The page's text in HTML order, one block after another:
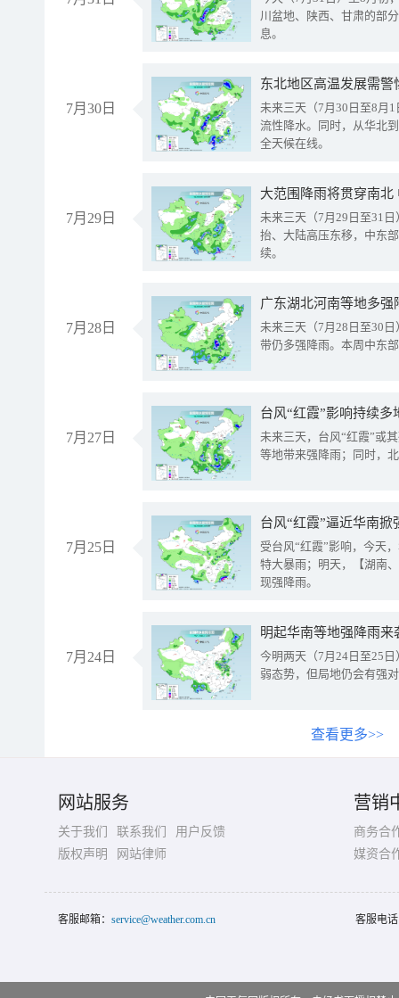
川盆地、陕西、甘肃的部
息。
7月30日
东北地区高温发展需
未来三天（7月30日至8月
流性降水。同时，从华北
全天候在线。
7月29日
大范围降雨将贯穿南
未来三天（7月29日至31
抬、大陆高压东移，中东
续。
7月28日
广东湖北河南等地多
未来三天（7月28日至30
带仍多强降雨。本周中东
7月27日
台风“红霞”影响持续
未来三天，台风“红霞”或
等地带来强降雨；同时，
7月25日
台风“红霞”逼近华南
受台风“红霞”影响，今天
特大暴雨；明天，【湖南
现强降雨。
7月24日
明起华南等地强降雨
今明两天（7月24日至25
弱态势，但局地仍会有强
查看更多>>
网站服务
关于我们 联系我们
用户反馈
版权声明
网站律师
营销
商务合
媒资合
客服邮箱： service@weather.com.cn 客服电